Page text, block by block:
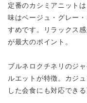
定番のカシミアニット
味はベージュ・グレー
すめです。リラックス
が最大のポイント。
ブルネロクチネリのジ
ルエットが特徴。カジ
した会食にも対応でき